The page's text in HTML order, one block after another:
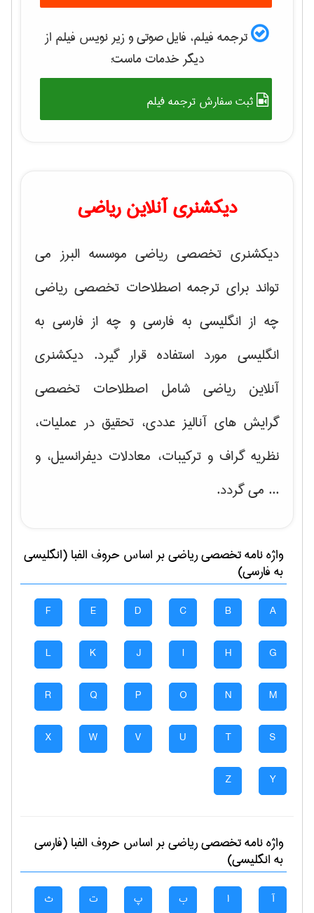
ترجمه فیلم، فایل صوتی و زیر نویس فیلم از
دیگر خدمات ماست:
ثبت سفارش ترجمه فیلم
دیکشنری آنلاین ریاضی
دیکشنری تخصصی ریاضی موسسه البرز می
تواند برای ترجمه اصطلاحات تخصصی ریاضی
چه از انگلیسی به فارسی و چه از فارسی به
انگلیسی مورد استفاده قرار گیرد. دیکشنری
آنلاین ریاضی شامل اصطلاحات تخصصی
گرایش های آنالیز عددی، تحقیق در عملیات،
نظریه گراف و تركیبات، معادلات دیفرانسیل، و
... می گردد.
واژه نامه تخصصیرياضیبر اساس حروف الفبا (انگلیسی
به فارسی)
A
B
C
D
E
F
G
H
I
J
K
L
M
N
O
P
Q
R
S
T
U
V
W
X
Y
Z
واژه نامه تخصصیرياضیبر اساس حروف الفبا (فارسی
به انگلیسی)
آ ا ب پ ت ث